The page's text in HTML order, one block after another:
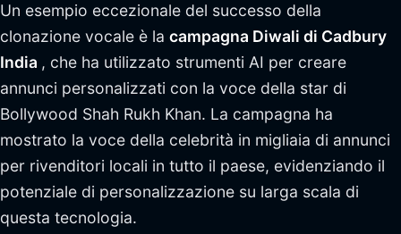
Un esempio eccezionale del successo della
clonazione vocale è la campagna Diwali di Cadbury
India , che ha utilizzato strumenti AI per creare
annunci personalizzati con la voce della star di
Bollywood Shah Rukh Khan. La campagna ha
mostrato la voce della celebrità in migliaia di annunci
per rivenditori locali in tutto il paese, evidenziando il
potenziale di personalizzazione su larga scala di
questa tecnologia.